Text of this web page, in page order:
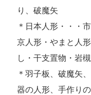
り、破魔矢
＊日本人形・・・
京人形・やまと人
し・干支置物・岩
＊羽子板、破魔矢
器の人形、手作り